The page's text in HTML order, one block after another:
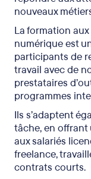
nouveaux
La formation
numérique est
participants de
travail avec de
prestataires
programmes
Ils s’adaptent
tâche, en
aux salariés
freelance,
contrats courts.